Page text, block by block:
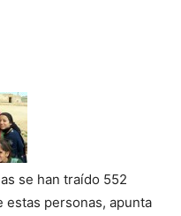
se han traído 552
estas personas, apunta